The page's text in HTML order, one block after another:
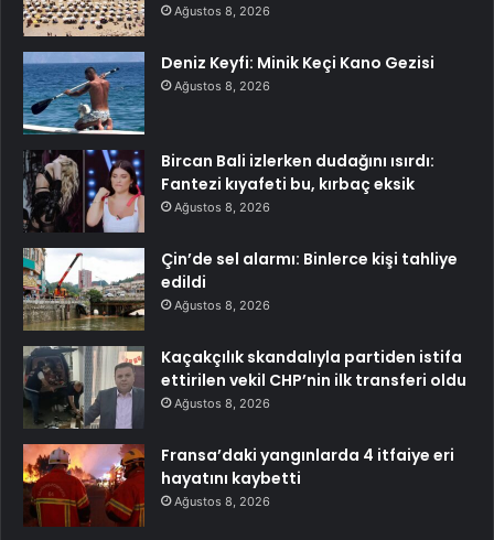
Ağustos 8, 2026
Deniz Keyfi: Minik Keçi Kano Gezisi
Ağustos 8, 2026
Bircan Bali izlerken dudağını ısırdı:
Fantezi kıyafeti bu, kırbaç eksik
Ağustos 8, 2026
Çin’de sel alarmı: Binlerce kişi tahliye
edildi
Ağustos 8, 2026
Kaçakçılık skandalıyla partiden istifa
ettirilen vekil CHP’nin ilk transferi oldu
Ağustos 8, 2026
Fransa’daki yangınlarda 4 itfaiye eri
hayatını kaybetti
Ağustos 8, 2026